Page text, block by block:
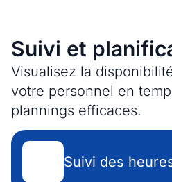
Suivi et
Visualisez la
votre personnel en
plannings efficaces.
Suivi des